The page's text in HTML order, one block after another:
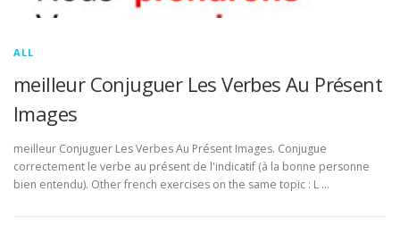
ALL
meilleur Conjuguer Les Verbes Au Présent
Images
meilleur Conjuguer Les Verbes Au Présent Images. Conjugue
correctement le verbe au présent de l'indicatif (à la bonne personne
bien entendu). Other french exercises on the same topic : L …